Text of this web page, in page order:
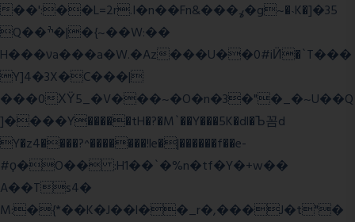
��':��L=2r.I�n��Fn&���ߩ�g~�˴K�]�35
Q��ׯ�|�{~��W:��
H���νa���a�W.�Az���U��0#iӤ�`T���
Y]4�3X�C���|
���0ХΫ5_�V���~�O�n�3�"�_�~U��Q
]����Y�����tH�?�M`��Y���5K�dl�Ъ꼼d
Y�z4����?^�������!le�|������f��e-
#ϙ�O�� :H1��`�%n�tf�Y�+w��
A��Ts4�
M:�{*��K�J��l��_r�,���J�t"�